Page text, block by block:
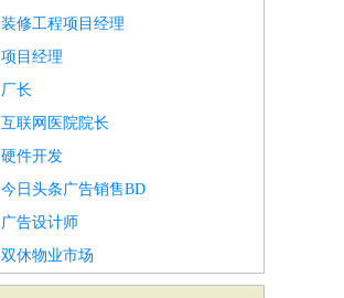
装修工程项目经理
项目经理
厂长
互联网医院院长
硬件开发
今日头条广告销售BD
广告设计师
双休物业市场